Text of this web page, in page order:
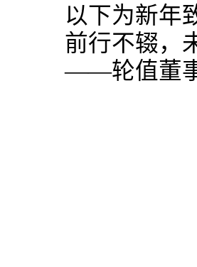
以下为新年
前行不辍，
——轮值董